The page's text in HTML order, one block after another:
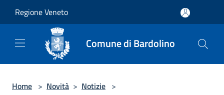
Regione Veneto
Comune di Bardolino
Home > Novità > Notizie >